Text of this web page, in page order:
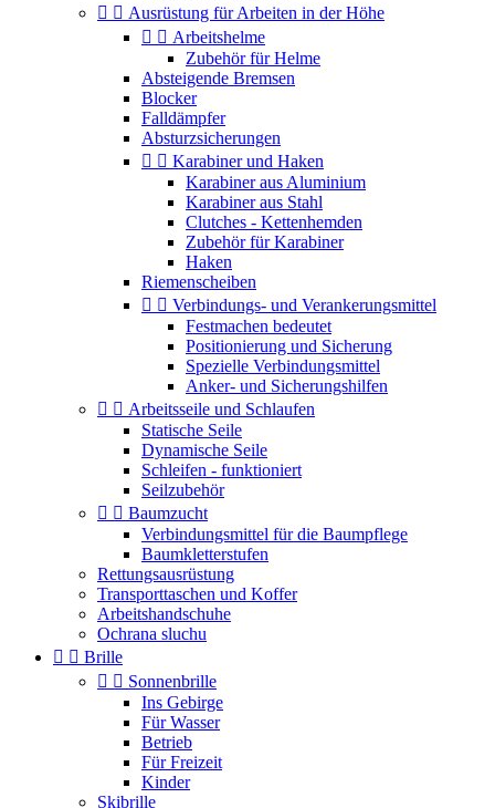
  Ausrüstung für Arbeiten in der Höhe
  Arbeitshelme
Zubehör für Helme
Absteigende Bremsen
Blocker
Falldämpfer
Absturzsicherungen
  Karabiner und Haken
Karabiner aus Aluminium
Karabiner aus Stahl
Clutches - Kettenhemden
Zubehör für Karabiner
Haken
Riemenscheiben
  Verbindungs- und Verankerungsmittel
Festmachen bedeutet
Positionierung und Sicherung
Spezielle Verbindungsmittel
Anker- und Sicherungshilfen
  Arbeitsseile und Schlaufen
Statische Seile
Dynamische Seile
Schleifen - funktioniert
Seilzubehör
  Baumzucht
Verbindungsmittel für die Baumpflege
Baumkletterstufen
Rettungsausrüstung
Transporttaschen und Koffer
Arbeitshandschuhe
Ochrana sluchu
  Brille
  Sonnenbrille
Ins Gebirge
Für Wasser
Betrieb
Für Freizeit
Kinder
Skibrille